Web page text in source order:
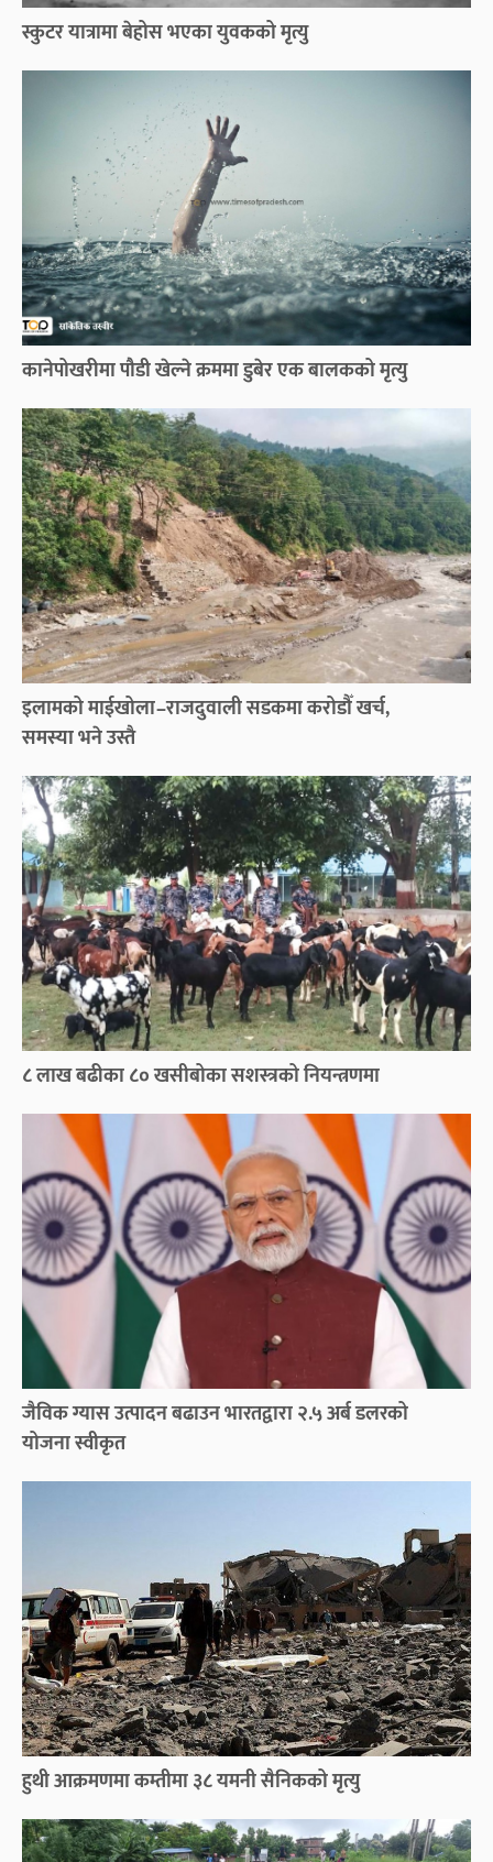
स्कुटर यात्रामा बेहोस भएका युवकको मृत्यु
कानेपोखरीमा पौडी खेल्ने क्रममा डुबेर एक बालकको मृत्यु
इलामको माईखोला–राजदुवाली सडकमा करोडौँ खर्च,
समस्या भने उस्तै
८ लाख बढीका ८० खसीबोका सशस्त्रको नियन्त्रणमा
जैविक ग्यास उत्पादन बढाउन भारतद्वारा २.५ अर्ब डलरको
योजना स्वीकृत
हुथी आक्रमणमा कम्तीमा ३८ यमनी सैनिकको मृत्यु